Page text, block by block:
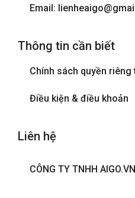
Email:
Thông tin cần biết
Chính sách quyền riêng
Điều kiện & điều khoản
Liên hệ
CÔNG TY TNHH AIGO.VN